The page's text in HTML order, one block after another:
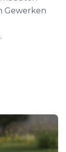
Gewerken